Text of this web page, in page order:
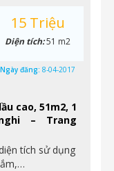
cao, 51m2, 1
– Trang
tích sử dụng
15 Triệu
Diện tích:51 m2
Ngày đăng: 8-04-2017